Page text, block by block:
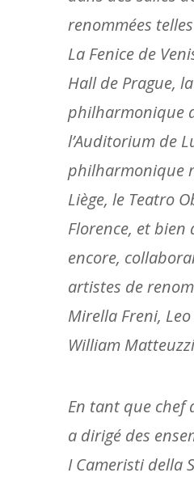
renommées
La Fenice de
Hall de Prague,
philharmonique
l’Auditorium de
philharmonique
Liège, le Teatro
Florence, et bien
encore,
artistes de
Mirella Freni,
William
En tant que chef
a dirigé des
I Cameristi della